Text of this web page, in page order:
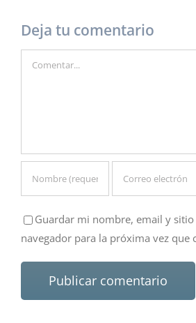
Deja tu comentario
Guardar mi nombre, email y sitio
navegador para la próxima vez que